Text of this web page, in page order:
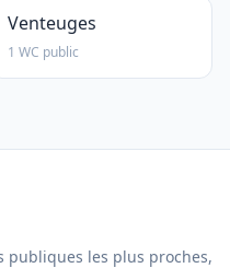
Venteuges
1 WC public
publiques les plus proches,